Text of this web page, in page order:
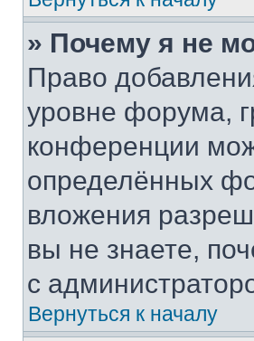
» Почему я не
Право
уровне форума,
конференции
определённых
вложения
вы не знаете,
с
Вернуться к началу